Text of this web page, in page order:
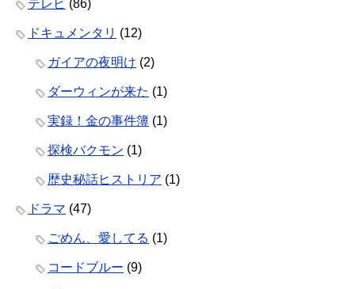
テレビ (86)
ドキュメンタリ (12)
ガイアの夜明け (2)
ダーウィンが来た (1)
実録！金の事件簿 (1)
探検バクモン (1)
歴史秘話ヒストリア (1)
ドラマ (47)
ごめん、愛してる (1)
コードブルー (9)